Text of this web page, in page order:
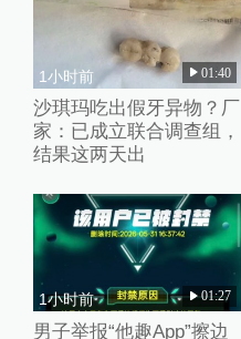
1小时前 01:40
沙琪玛吃出假牙异物？厂
家：已成立联合调查组，
结果这两天出
1小时前 01:27
男子举报“他趣App”擦边